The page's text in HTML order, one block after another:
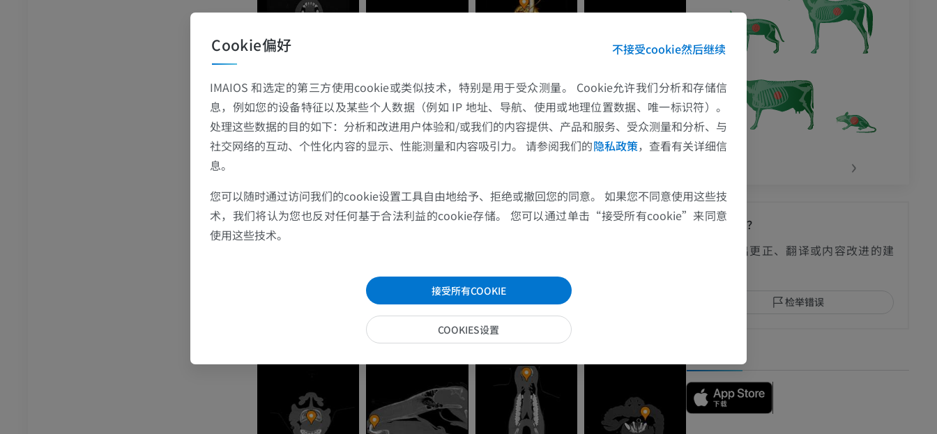
马腕骨
马 - 肌肉学
插画
优质会员
优质会员
马 - 头部
计算机体层摄影
优质会员
马-牙齿
插画
›
发现错误？
欢迎提出更正、翻译或内容改进的建
检举错误
Cookie偏好 不接受cookie然后继续
IMAIOS 和选定的第三方使用cookie或类似技术，特别是用于受众测量。 Cookie允许我们分析和存储信
息，例如您的设备特征以及某些个人数据（例如 IP 地址、导航、使用或地理位置数据、唯一标识符）。
处理这些数据的目的如下：分析和改进用户体验和/或我们的内容提供、产品和服务、受众测量和分析、与
社交网络的互动、个性化内容的显示、性能测量和内容吸引力。 请参阅我们的隐私政策，查看有关详细信
息。
您可以随时通过访问我们的cookie设置工具自由地给予、拒绝或撤回您的同意。 如果您不同意使用这些技
术，我们将认为您也反对任何基于合法利益的cookie存储。 您可以通过单击“接受所有cookie”来同意
使用这些技术。
接受所有COOKIE
COOKIES设置